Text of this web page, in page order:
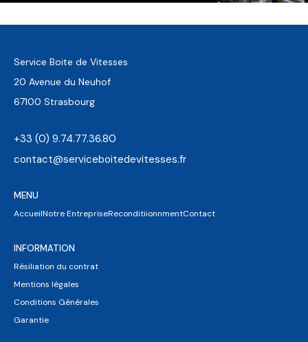
Service Boite de Vitesses
20 Avenue du Neuhof
67100 Strasbourg
+33 (0) 9.74.77.36.80
contact@serviceboitedevitesses.fr
MENU
AccueilNotre EntrepriseReconditiionnmentContact
INFORMATION
Résiliation du contrat
Mentions légales
Conditions Générales
Garantie